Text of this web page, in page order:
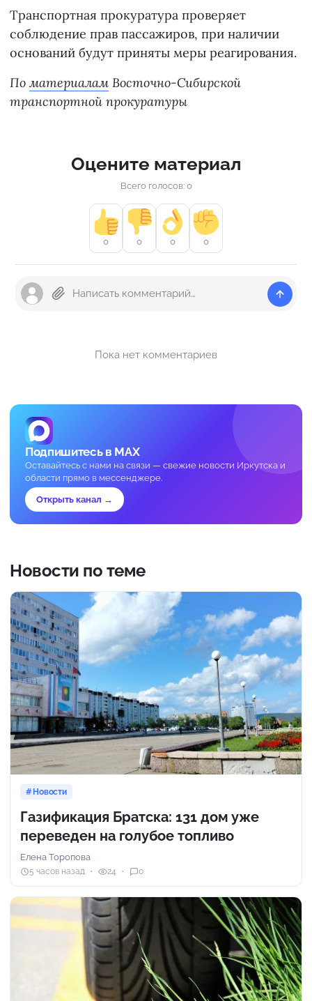
Транспортная прокуратура проверяет
соблюдение прав пассажиров, при наличии
оснований будут приняты меры реагирования.
По материалам Восточно-Сибирской
транспортной прокуратуры
Оцените материал
Всего голосов: 0
0 0 0 0
Пока нет комментариев
Подпишитесь в MAX
Оставайтесь с нами на связи — свежие новости Иркутска и
области прямо в мессенджере.
Открыть канал →
Новости по теме
Новости
Газификация Братска: 131 дом уже
переведен на голубое топливо
Елена Торопова
5 часов назад 24 0